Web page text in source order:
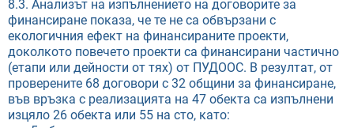
8.3. Анализът на изпълнението на договорите за
финансиране показа, че те не са обвързани с
екологичния ефект на финансираните проекти,
доколкото повечето проекти са финансирани частично
(етапи или дейности от тях) от ПУДООС. В резултат, от
проверените 68 договори с 32 общини за финансиране,
във връзка с реализацията на 47 обекта са изпълнени
изцяло 26 обекта или 55 на сто, като: